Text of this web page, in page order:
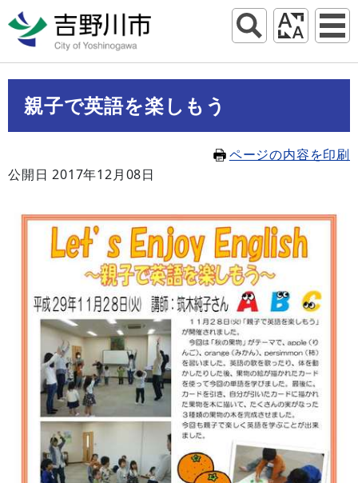
親子で英語を楽しもう
ページの内容を印刷
公開日 2017年12月08日